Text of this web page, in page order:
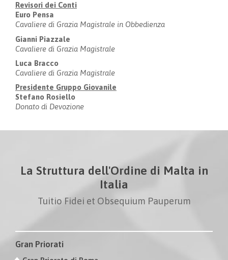
Revisori dei Conti
Euro Pensa
Cavaliere di Grazia Magistrale in Obbedienza
Gianni Piazzale
Cavaliere di Grazia Magistrale
Luca Bracco
Cavaliere di Grazia Magistrale
Presidente Gruppo Giovanile
Stefano Rosiello
Donato di Devozione
La Struttura dell'Ordine di Malta in
Italia
Tuitio Fidei et Obsequium Pauperum
Gran Priorati